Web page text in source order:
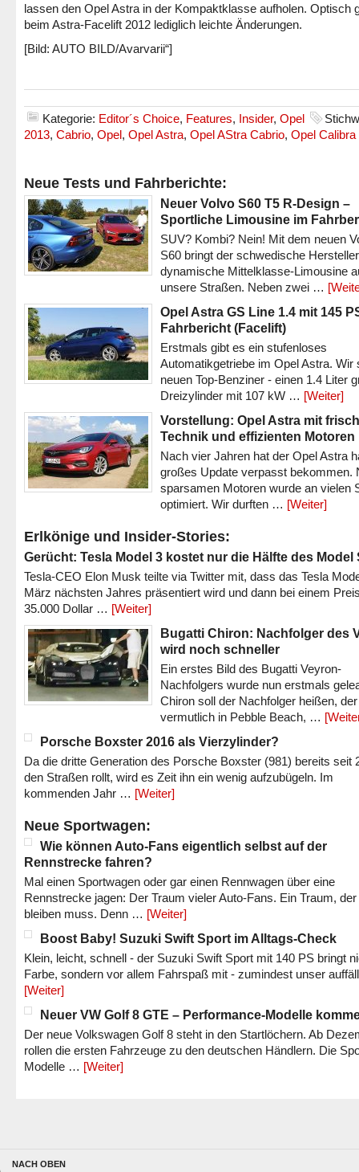
lassen den Opel Astra in der Kompaktklasse aufholen. Optisch
beim Astra-Facelift 2012 lediglich leichte Änderungen.
[Bild: AUTO BILD/Avarvarii“]
Kategorie: Editor´s Choice, Features, Insider, Opel
2013, Cabrio, Opel, Opel Astra, Opel AStra Cabrio, Opel Calibra
Neue Tests und Fahrberichte:
Neuer Volvo S60 T5 R-Design –
Sportliche Limousine im
SUV? Kombi? Nein! Mit dem neuen
S60 bringt der schwedische
dynamische Mittelklasse-Limousine
unsere Straßen. Neben zwei …
Opel Astra GS Line 1.4 mit 145
Fahrbericht (Facelift)
Erstmals gibt es ein stufenloses
Automatikgetriebe im Opel Astra. Wir
neuen Top-Benziner - einen 1.4 Liter
Dreizylinder mit 107 kW … [Weiter]
Vorstellung: Opel Astra mit
Technik und effizienten Motoren
Nach vier Jahren hat der Opel Astra
großes Update verpasst bekommen.
sparsamen Motoren wurde an vielen
optimiert. Wir durften … [Weiter]
Erlkönige und Insider-Stories:
Gerücht: Tesla Model 3 kostet nur die Hälfte des Model
Tesla-CEO Elon Musk teilte via Twitter mit, dass das Tesla
März nächsten Jahres präsentiert wird und dann bei einem
35.000 Dollar … [Weiter]
Bugatti Chiron: Nachfolger des
wird noch schneller
Ein erstes Bild des Bugatti Veyron-
Nachfolgers wurde nun erstmals
Chiron soll der Nachfolger heißen, der
vermutlich in Pebble Beach, …
Porsche Boxster 2016 als Vierzylinder?
Da die dritte Generation des Porsche Boxster (981) bereits seit
den Straßen rollt, wird es Zeit ihn ein wenig aufzubügeln. Im
kommenden Jahr … [Weiter]
Neue Sportwagen:
Wie können Auto-Fans eigentlich selbst auf der
Rennstrecke fahren?
Mal einen Sportwagen oder gar einen Rennwagen über eine
Rennstrecke jagen: Der Traum vieler Auto-Fans. Ein Traum,
bleiben muss. Denn … [Weiter]
Boost Baby! Suzuki Swift Sport im Alltags-Check
Klein, leicht, schnell - der Suzuki Swift Sport mit 140 PS bringt
Farbe, sondern vor allem Fahrspaß mit - zumindest unser
[Weiter]
Neuer VW Golf 8 GTE – Performance-Modelle
Der neue Volkswagen Golf 8 steht in den Startlöchern. Ab
rollen die ersten Fahrzeuge zu den deutschen Händlern. Die
Modelle … [Weiter]
NACH OBEN